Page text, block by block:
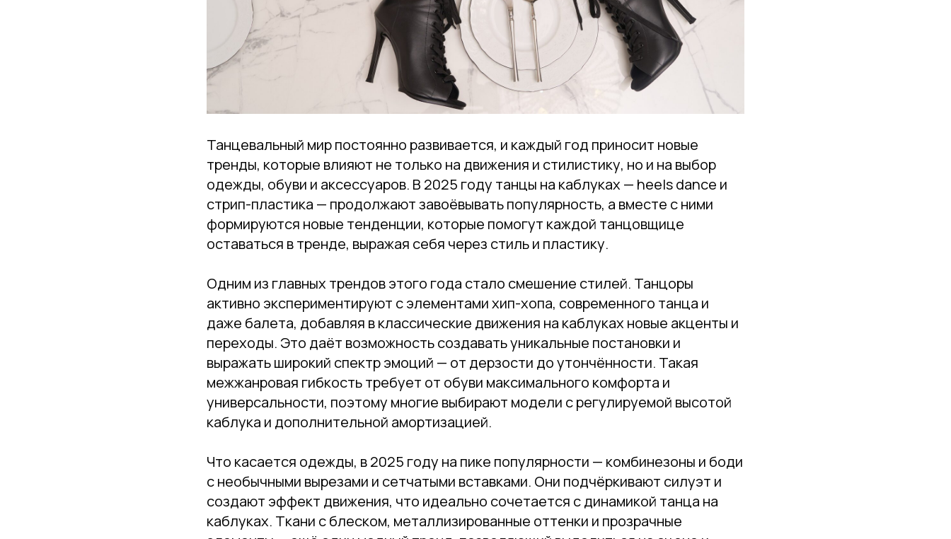
Подпишись на нашу рассылку
Email
Танцевальный мир постоянно развивается, и каждый год приносит новые
тренды, которые влияют не только на движения и стилистику, но и на выбор
одежды, обуви и аксессуаров. В 2025 году танцы на каблуках — heels dance и
стрип-пластика — продолжают завоёвывать популярность, а вместе с ними
формируются новые тенденции, которые помогут каждой танцовщице
оставаться в тренде, выражая себя через стиль и пластику.
Одним из главных трендов этого года стало смешение стилей. Танцоры
активно экспериментируют с элементами хип-хопа, современного танца и
даже балета, добавляя в классические движения на каблуках новые акценты и
переходы. Это даёт возможность создавать уникальные постановки и
выражать широкий спектр эмоций — от дерзости до утончённости. Такая
межжанровая гибкость требует от обуви максимального комфорта и
универсальности, поэтому многие выбирают модели с регулируемой высотой
каблука и дополнительной амортизацией.
Что касается одежды, в 2025 году на пике популярности — комбинезоны и боди
с необычными вырезами и сетчатыми вставками. Они подчёркивают силуэт и
создают эффект движения, что идеально сочетается с динамикой танца на
каблуках. Ткани с блеском, металлизированные оттенки и прозрачные